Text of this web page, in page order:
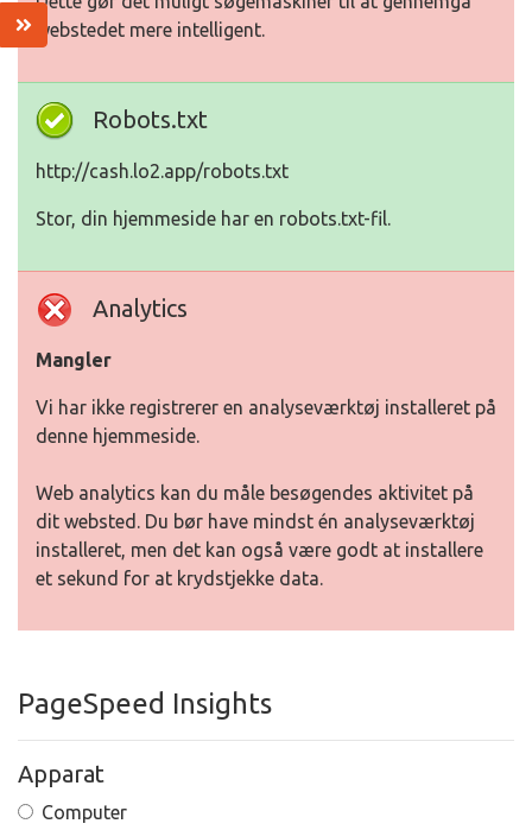
webstedet mere intelligent.
Robots.txt
http://cash.lo2.app/robots.txt
Stor, din hjemmeside har en robots.txt-fil.
Analytics
Mangler
Vi har ikke registrerer en analyseværktøj installeret på
denne hjemmeside.
Web analytics kan du måle besøgendes aktivitet på
dit websted. Du bør have mindst én analyseværktøj
installeret, men det kan også være godt at installere
et sekund for at krydstjekke data.
PageSpeed Insights
Apparat
Computer